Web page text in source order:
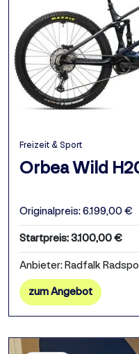
Freizeit & Sport
Orbea Wild
Originalpreis: 6.199,00 €
Startpreis: 3.100,00 €
Anbieter: Radfalk
zum Angebot